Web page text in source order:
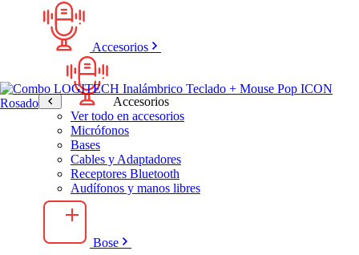
Accesorios
Accesorios
Ver todo en accesorios
Micrófonos
Bases
Cables y Adaptadores
Receptores Bluetooth
Audífonos y manos libres
Bose